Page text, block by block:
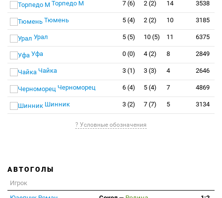
Торпедо М 7 (6) 2 (2) 14 3538
Тюмень 5 (4) 2 (2) 10 3185
Урал 5 (5) 10 (5) 11 6375
Уфа 0 (0) 4 (2) 8 2849
Чайка 3 (1) 3 (3) 4 2646
Черноморец 6 (4) 5 (4) 7 4869
Шинник 3 (2) 7 (7) 5 3134
? Условные обозначения
АВТОГОЛЫ
Игрок